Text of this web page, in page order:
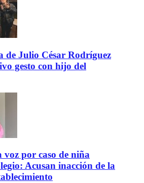
de Julio César Rodríguez
gesto con hijo del
voz por caso de niña
Acusan inacción de la